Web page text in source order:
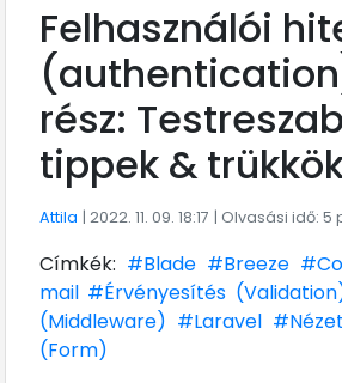
Felhasználói
rész:
tippek &
Attila | 2022. 11. 09. 18:17 | Olvasási idő: 5
Címkék: #Blade #Breeze
mail #Érvényesítés
(Middleware) #Laravel
(Form)